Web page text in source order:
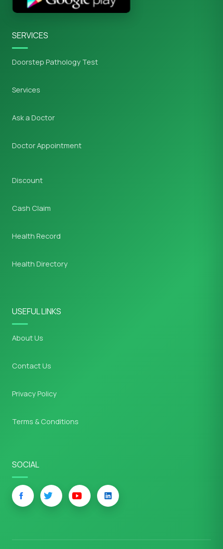
SERVICES
Doorstep Pathology Test
Services
Ask a Doctor
Doctor Appointment
Discount
Cash Claim
Health Record
Health Directory
USEFUL LINKS
About Us
Contact Us
Privacy Policy
Terms & Conditions
SOCIAL